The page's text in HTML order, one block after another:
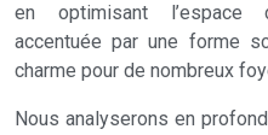
en optimisant l’espace
accentuée par une forme
charme pour de nombreux
Nous analyserons en